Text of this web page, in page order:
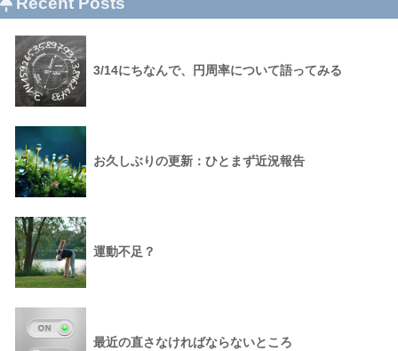
3/14にちなんで、円周率について語ってみる
お久しぶりの更新：ひとまず近況報告
運動不足？
最近の直さなければならないところ